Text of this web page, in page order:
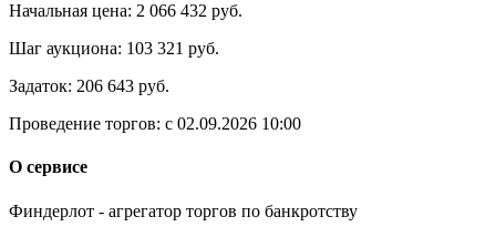
Начальная цена: 2 066 432 руб.
Шаг аукциона: 103 321 руб.
Задаток: 206 643 руб.
Проведение торгов: с 02.09.2026 10:00
О сервисе
Финдерлот - агрегатор торгов по банкротству